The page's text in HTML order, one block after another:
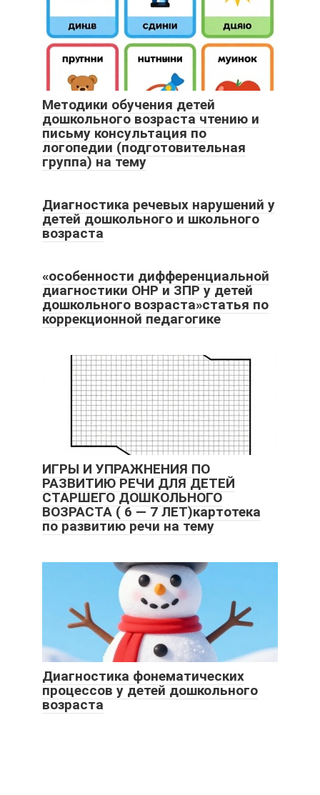
Методики обучения детей
дошкольного возраста чтению и
письму консультация по
логопедии (подготовительная
группа) на тему
Диагностика речевых нарушений у
детей дошкольного и школьного
возраста
«особенности дифференциальной
диагностики ОНР и ЗПР у детей
дошкольного возраста»статья по
коррекционной педагогике
ИГРЫ И УПРАЖНЕНИЯ ПО
РАЗВИТИЮ РЕЧИ ДЛЯ ДЕТЕЙ
СТАРШЕГО ДОШКОЛЬНОГО
ВОЗРАСТА ( 6 — 7 ЛЕТ)картотека
по развитию речи на тему
Диагностика фонематических
процессов у детей дошкольного
возраста